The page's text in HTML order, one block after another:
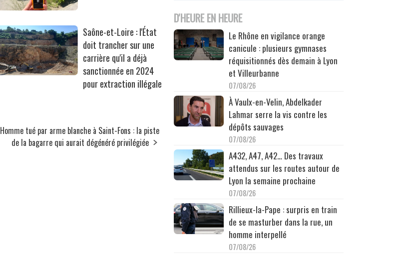
Saône-et-Loire : l'État
doit trancher sur une
carrière qu'il a déjà
sanctionnée en 2024
pour extraction illégale
Homme tué par arme blanche à Saint-Fons : la piste
de la bagarre qui aurait dégénéré privilégiée
D'HEURE EN HEURE
Le Rhône en vigilance orange
canicule : plusieurs gymnases
réquisitionnés dès demain à Lyon
et Villeurbanne
07/08/26
À Vaulx-en-Velin, Abdelkader
Lahmar serre la vis contre les
dépôts sauvages
07/08/26
A432, A47, A42… Des travaux
attendus sur les routes autour de
Lyon la semaine prochaine
07/08/26
Rillieux-la-Pape : surpris en train
de se masturber dans la rue, un
homme interpellé
07/08/26